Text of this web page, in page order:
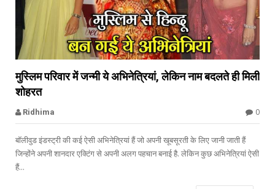
मुस्लिम परिवार में जन्मी ये अभिनेत्रियां, लेकिन नाम बदलते ही मिली
शोहरत
Ridhima 0
बॉलीवुड इंडस्ट्री की कई ऐसी अभिनेत्रियां हैं जो अपनी खूबसूरती के लिए जानी जाती हैं
जिन्होंने अपनी शानदार एक्टिंग से अपनी अलग पहचान बनाई है. लेकिन कुछ अभिनेत्रियां ऐसी
हैं...